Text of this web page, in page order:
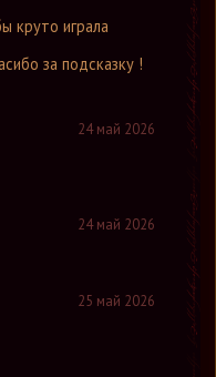
круто играла
за подсказку !
24 май 2026
24 май 2026
25 май 2026